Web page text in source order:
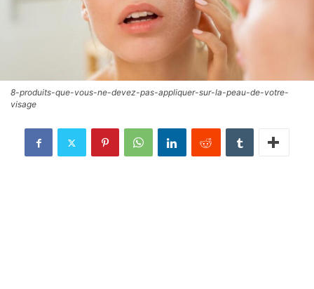
8-produits-que-vous-ne-devez-pas-appliquer-sur-la-peau-de-votre-
visage